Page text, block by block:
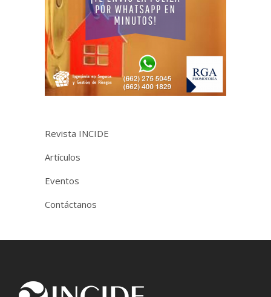
Revista INCIDE
Artículos
Eventos
Contáctanos